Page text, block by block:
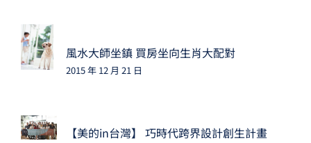
風水大師坐鎮 買房坐向生肖大配對
2015 年 12 月 21 日
【美的in台灣】 巧時代跨界設計創生計畫